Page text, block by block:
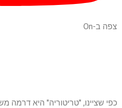
צפה ב-On
כפי שציינו, "טריטוריה" היא דרמה